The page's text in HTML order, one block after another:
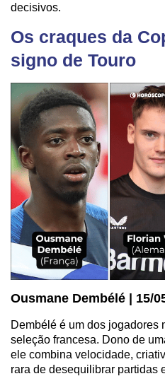
decisivos.
Os craques da
signo de Touro
Ousmane Dembélé | 15/
Dembélé é um dos jogadores
seleção francesa. Dono de
ele combina velocidade,
rara de desequilibrar partidas